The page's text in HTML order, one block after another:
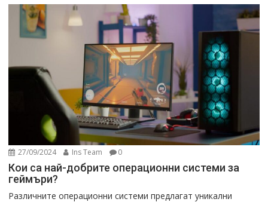
27/09/2024 Ins Team 0
Кои са най-добрите операционни системи за
геймъри?
Различните операционни системи предлагат уникални